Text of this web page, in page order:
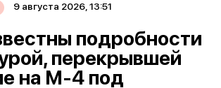
9 августа 2026, 13:51
подробности
перекрывшей
на М-4 под